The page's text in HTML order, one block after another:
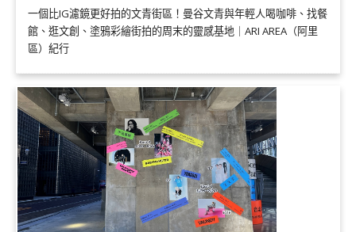
一個比IG濾鏡更好拍的文青街區！曼谷文青與年輕人喝咖啡、找餐
館、逛文創、塗鴉彩繪街拍的周末的靈感基地｜ARI AREA（阿里
區）紀行